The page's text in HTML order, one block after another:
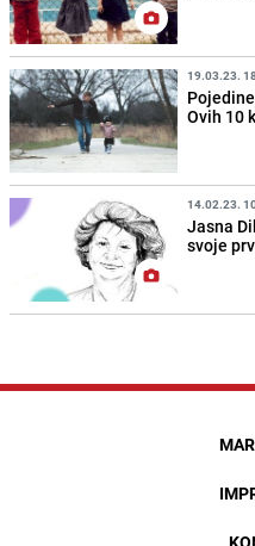
19.03.23.
Ovih 10
14.02.23.
Jasna
svoje